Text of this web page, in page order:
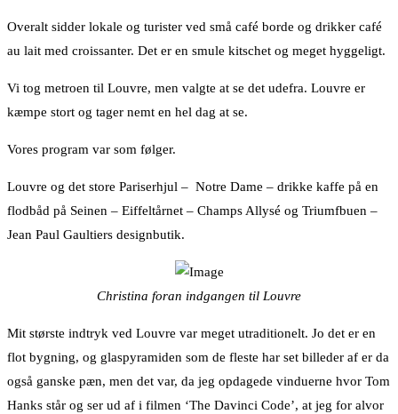
Overalt sidder lokale og turister ved små café borde og drikker café
au lait med croissanter. Det er en smule kitschet og meget hyggeligt.
Vi tog metroen til Louvre, men valgte at se det udefra. Louvre er
kæmpe stort og tager nemt en hel dag at se.
Vores program var som følger.
Louvre og det store Pariserhjul – Notre Dame – drikke kaffe på en
flodbåd på Seinen – Eiffeltårnet – Champs Allysé og Triumfbuen –
Jean Paul Gaultiers designbutik.
Christina foran indgangen til Louvre
Mit største indtryk ved Louvre var meget utraditionelt. Jo det er en
flot bygning, og glaspyramiden som de fleste har set billeder af er da
også ganske pæn, men det var, da jeg opdagede vinduerne hvor Tom
Hanks står og ser ud af i filmen ‘The Davinci Code’, at jeg for alvor